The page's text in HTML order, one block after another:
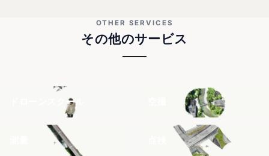
OTHER SERVICES
その他のサービス
ドローンスクール